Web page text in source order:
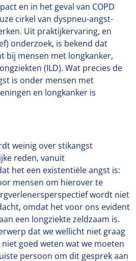
en in het geval van COPD
cirkel van dyspneu-angst-
Uit praktijkervaring, en
onderzoek, is bekend dat
bij mensen met longkanker,
(ILD). Wat precies de
is onder mensen met
en longkanker is
weinig over stikangst
reden, vanuit
het een existentiële angst is:
mensen om hierover te
wordt niet
omdat het voor ons evident
een longziekte zeldzaam is.
dat we wellicht niet graag
goed weten wat we moeten
persoon om dit gesprek aan